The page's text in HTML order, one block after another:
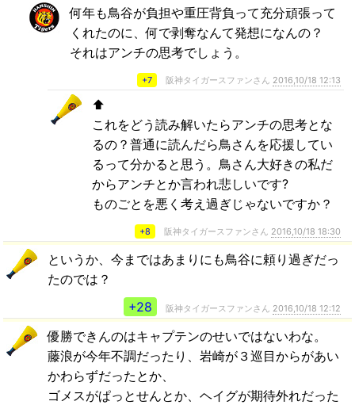
何年も鳥谷が負担や重圧背負って充分頑張って
くれたのに、何で剥奪なんて発想になんの？
それはアンチの思考でしょう。
+7 阪神タイガースファンさん 2016,10/18 12:13
⬆
これをどう読み解いたらアンチの思考とな
るの？普通に読んだら鳥さんを応援してい
るって分かると思う。鳥さん大好きの私だ
からアンチとか言われ悲しいです?
ものごとを悪く考え過ぎじゃないですか？
+8 阪神タイガースファンさん 2016,10/18 18:30
というか、今まではあまりにも鳥谷に頼り過ぎだっ
たのでは？
+28
阪神タイガースファンさん 2016,10/18 12:12
優勝できんのはキャプテンのせいではないわな。
藤浪が今年不調だったり、岩崎が３巡目からがあい
かわらずだったとか、
ゴメスがぱっとせんとか、ヘイグが期待外れだった